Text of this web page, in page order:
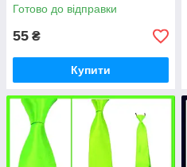
Готово до відправки
55 ₴
Купити